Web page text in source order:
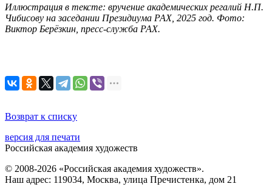
Иллюстрация в тексте: вручение академических регалий Н.П.
Чибисову на заседании Президиума РАХ, 2025 год. Фото:
Виктор Берёзкин, пресс-служба РАХ.
Возврат к списку
версия для печати
Российская академия художеств
© 2008-2026 «Российская академия художеств».
Наш адрес: 119034, Москва, улица Пречистенка, дом 21